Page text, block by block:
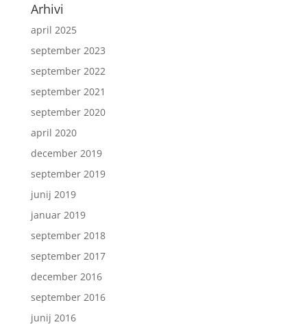
Arhivi
april 2025
september 2023
september 2022
september 2021
september 2020
april 2020
december 2019
september 2019
junij 2019
januar 2019
september 2018
september 2017
december 2016
september 2016
junij 2016